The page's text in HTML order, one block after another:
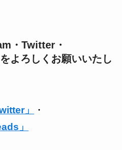
・Twitter・
よろしくお願いいたし
」
・
」